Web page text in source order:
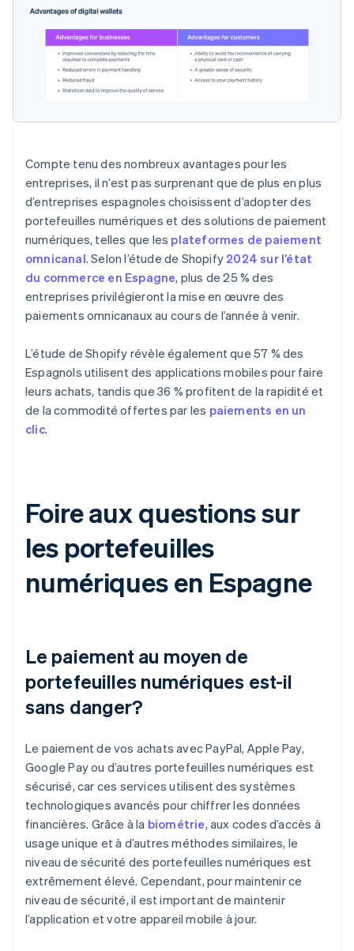
Compte tenu des nombreux avantages pour les
entreprises, il n’est pas surprenant que de plus en plus
d’entreprises espagnoles choisissent d’adopter des
portefeuilles numériques et des solutions de paiement
numériques, telles que les plateformes de paiement
omnicanal. Selon l’étude de Shopify 2024 sur l’état
du commerce en Espagne, plus de 25 % des
entreprises privilégieront la mise en œuvre des
paiements omnicanaux au cours de l’année à venir.
L’étude de Shopify révèle également que 57 % des
Espagnols utilisent des applications mobiles pour faire
leurs achats, tandis que 36 % profitent de la rapidité et
de la commodité offertes par les paiements en un
clic.
Foire aux questions sur
les portefeuilles
numériques en Espagne
Le paiement au moyen de
portefeuilles numériques est-il
sans danger?
Le paiement de vos achats avec PayPal, Apple Pay,
Google Pay ou d’autres portefeuilles numériques est
sécurisé, car ces services utilisent des systèmes
technologiques avancés pour chiffrer les données
financières. Grâce à la biométrie, aux codes d’accès à
usage unique et à d’autres méthodes similaires, le
niveau de sécurité des portefeuilles numériques est
extrêmement élevé. Cependant, pour maintenir ce
niveau de sécurité, il est important de maintenir
l’application et votre appareil mobile à jour.